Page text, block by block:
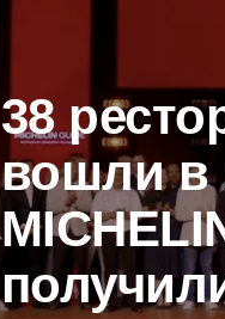
38
вошли в